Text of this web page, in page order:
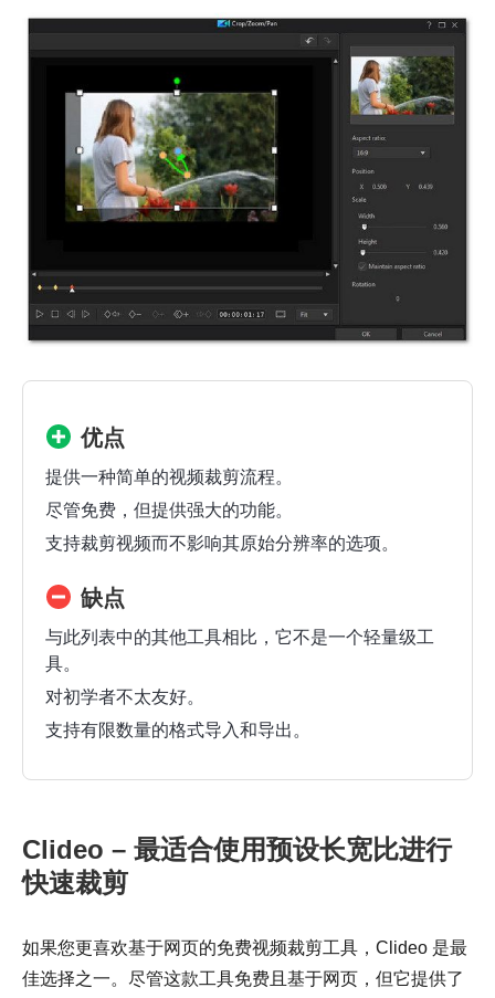
优点
提供一种简单的视频裁剪流程。
尽管免费，但提供强大的功能。
支持裁剪视频而不影响其原始分辨率的选项。
缺点
与此列表中的其他工具相比，它不是一个轻量级工
具。
对初学者不太友好。
支持有限数量的格式导入和导出。
Clideo – 最适合使用预设长宽比进行
快速裁剪
如果您更喜欢基于网页的免费视频裁剪工具，Clideo 是最
佳选择之一。尽管这款工具免费且基于网页，但它提供了